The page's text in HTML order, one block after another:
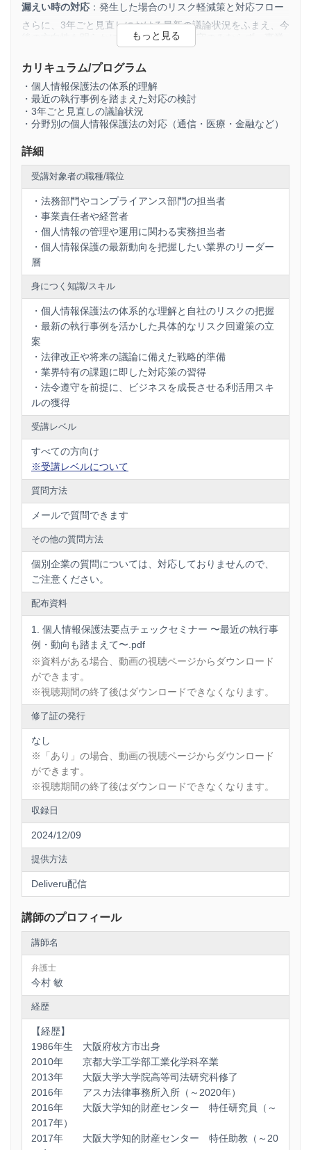
漏えい時の対応 ：発生した場合のリスク軽減策と対応フロー
さらに、3年ごと見直しにおける最新の議論状況をふまえ、今
後の方向性も明らかにします。法的な遵守のみならず、事業
活動における個人情報の活用方法を模索し、企業にとっての
新たなビジネスチャンスを生み出すための知識を提供しま
す。
カリキュラム/プログラム
・個人情報保護法の体系的理解
・最近の執行事例を踏まえた対応の検討
・3年ごと見直しの議論状況
・分野別の個人情報保護法の対応（通信・医療・金融など）
詳細
受講対象者の職種/職位
・法務部門やコンプライアンス部門の担当者
・事業責任者や経営者
・個人情報の管理や運用に関わる実務担当者
・個人情報保護の最新動向を把握したい業界のリーダー
層
身につく知識/スキル
・個人情報保護法の体系的な理解と自社のリスクの把握
・最新の執行事例を活かした具体的なリスク回避策の立
案
・法律改正や将来の議論に備えた戦略的準備
・業界特有の課題に即した対応策の習得
・法令遵守を前提に、ビジネスを成長させる利活用スキ
ルの獲得
受講レベル
すべての方向け
※受講レベルについて
質問方法
メールで質問できます
その他の質問方法
個別企業の質問については、対応しておりませんので、
ご注意ください。
配布資料
個人情報保護法要点チェックセミナー 〜最近の執行事
例・動向も踏まえて〜.pdf
※資料がある場合、動画の視聴ページからダウンロード
ができます。
※視聴期間の終了後はダウンロードできなくなります。
修了証の発行
なし
※「あり」の場合、動画の視聴ページからダウンロード
ができます。
※視聴期間の終了後はダウンロードできなくなります。
収録日
2024/12/09
提供方法
Deliveru配信
講師のプロフィール
講師名
弁護士
今村 敏
経歴
【経歴】
1986年生 大阪府枚方市出身
2010年 京都大学工学部工業化学科卒業
2013年 大阪大学大学院高等司法研究科修了
2016年 アスカ法律事務所入所（～2020年）
2016年 大阪大学知的財産センター 特任研究員（～
2017年）
2017年 大阪大学知的財産センター 特任助教（～20